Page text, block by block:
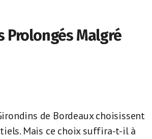
Prolongés Malgré
de Bordeaux choisissent
Mais ce choix suffira-t-il à